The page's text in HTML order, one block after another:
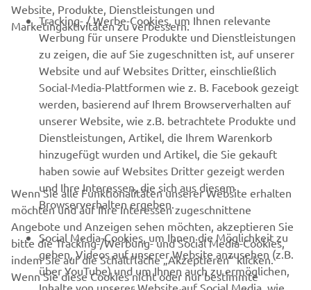
B2B
MEHR VON YAMAHA
SUPPORT
NEWSLETTER
Erfahre als Erster von den neuesten Angeboten,
Sonderveranstaltungen, Neuerscheinungen und vielem mehr.
ABONNIEREN
Website, Produkte, Dienstleistungen und
Marketingaktivitäten zu verbessern.
Tracking- / Werbe-Cookies, um Ihnen relevante
Werbung für unsere Produkte und Dienstleistungen
zu zeigen, die auf Sie zugeschnitten ist, auf unserer
Website und auf Websites Dritter, einschließlich
Social-Media-Plattformen wie z. B. Facebook gezeigt
werden, basierend auf Ihrem Browserverhalten auf
unserer Website, wie z.B. betrachtete Produkte und
Dienstleistungen, Artikel, die Ihrem Warenkorb
hinzugefügt wurden und Artikel, die Sie gekauft
haben sowie auf Websites Dritter gezeigt werden
und Ihre Interessen, die sich aus diesem
Browserverhalten ergeben.
Social Media-Cookies, um Ihnen die Möglichkeit zu
geben, Videos auf unserer Website anzusehen (z.B.
über YouTube) und um Ihnen auch zu ermöglichen,
Inhalte von unserer Website auf Social Media, wie
Wenn Sie alle Funktionalitäten unserer Website erhalten
möchten und auf Ihre Interessen zugeschnittene
Angebote und Anzeigen sehen möchten, akzeptieren Sie
bitte die Tracking-/Werbung- und Social Media-Cookies,
indem Sie auf die Schaltfläche „Akzeptieren“ klicken.
Wenn Sie diese Cookies nicht oder nur bestimmte